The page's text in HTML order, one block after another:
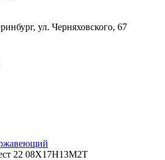
ул. Черняховского, 67
22 08Х17Н13М2Т